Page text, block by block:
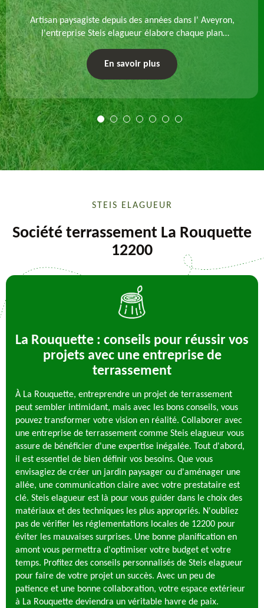
Artisan paysagiste depuis des années dans l' Aveyron,
l'entreprise Steis elagueur élabore chaque plan
d'aménagement paysager et exécute les travaux
afférents. Devis gratuit et sur mesure.
En savoir plus
STEIS ELAGUEUR
Société terrassement La Rouquette
12200
La Rouquette : conseils pour réussir vos
projets avec une entreprise de
terrassement
À La Rouquette, entreprendre un projet de terrassement
peut sembler intimidant, mais avec les bons conseils, vous
pouvez transformer votre vision en réalité. Collaborer avec
une entreprise de terrassement comme Steis elagueur vous
assure de bénéficier d'une expertise inégalée. Tout d'abord,
il est essentiel de bien définir vos besoins. Que vous
envisagiez de créer un jardin paysager ou d'aménager une
allée, une communication claire avec votre prestataire est
clé. Steis elagueur est là pour vous guider dans le choix des
matériaux et des techniques les plus appropriés. N'oubliez
pas de vérifier les réglementations locales de 12200 pour
éviter les mauvaises surprises. Une bonne planification en
amont vous permettra d'optimiser votre budget et votre
temps. Profitez des conseils personnalisés de Steis elagueur
pour faire de votre projet un succès. Avec un peu de
patience et une bonne collaboration, votre espace extérieur
à La Rouquette deviendra un véritable havre de paix.